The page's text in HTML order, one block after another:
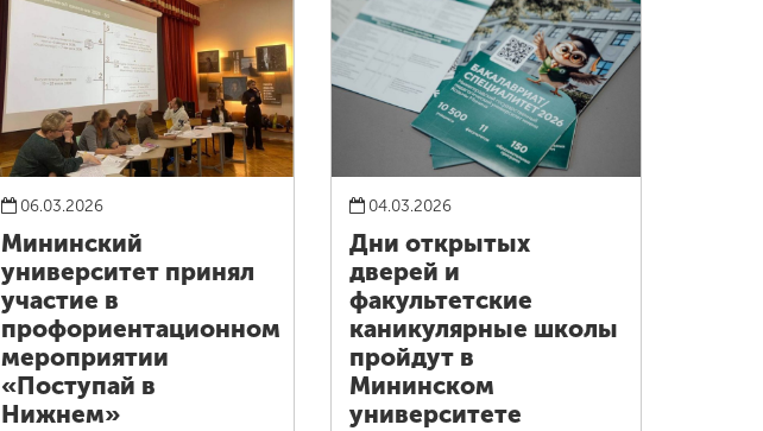
06.03.2026
Мининский
университет принял
участие в
профориентационном
мероприятии
«Поступай в
Нижнем»
04.03.2026
Дни открытых
дверей и
факультетские
каникулярные школы
пройдут в
Мининском
университете